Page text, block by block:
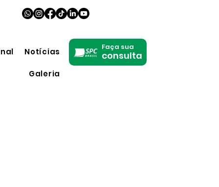
Notícias
Galeria
Faça sua
consulta